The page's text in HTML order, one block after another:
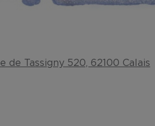
de Tassigny 520, 62100 Calais